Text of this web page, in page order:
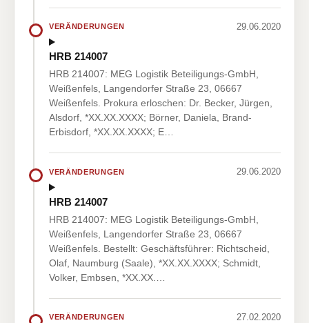
VERÄNDERUNGEN 29.06.2020
HRB 214007
HRB 214007: MEG Logistik Beteiligungs-GmbH,
Weißenfels, Langendorfer Straße 23, 06667
Weißenfels. Prokura erloschen: Dr. Becker, Jürgen,
Alsdorf, *XX.XX.XXXX; Börner, Daniela, Brand-
Erbisdorf, *XX.XX.XXXX; E…
VERÄNDERUNGEN 29.06.2020
HRB 214007
HRB 214007: MEG Logistik Beteiligungs-GmbH,
Weißenfels, Langendorfer Straße 23, 06667
Weißenfels. Bestellt: Geschäftsführer: Richtscheid,
Olaf, Naumburg (Saale), *XX.XX.XXXX; Schmidt,
Volker, Embsen, *XX.XX.…
VERÄNDERUNGEN 27.02.2020